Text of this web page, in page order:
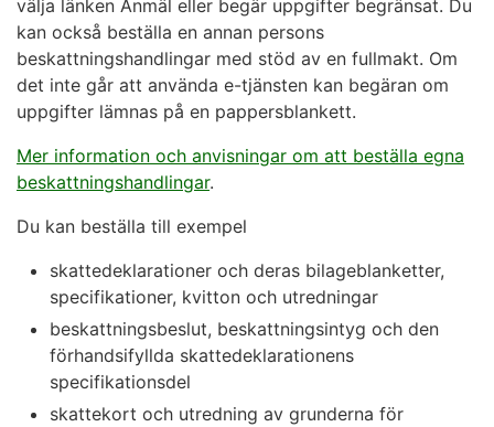
välja länken Anmäl eller begär uppgifter begränsat. Du
kan också beställa en annan persons
beskattningshandlingar med stöd av en fullmakt. Om
det inte går att använda e-tjänsten kan begäran om
uppgifter lämnas på en pappersblankett.
Mer information och anvisningar om att beställa egna
beskattningshandlingar.
Du kan beställa till exempel
skattedeklarationer och deras bilageblanketter,
specifikationer, kvitton och utredningar
beskattningsbeslut, beskattningsintyg och den
förhandsifyllda skattedeklarationens
specifikationsdel
skattekort och utredning av grunderna för